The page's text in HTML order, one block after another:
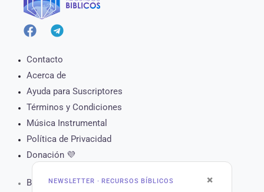
×
NEWSLETTER · RECURSOS BÍBLICOS
Contacto
Acerca de
Ayuda para Suscriptores
Términos y Condiciones
Música Instrumental
Política de Privacidad
Donación 💜
Biblia Online